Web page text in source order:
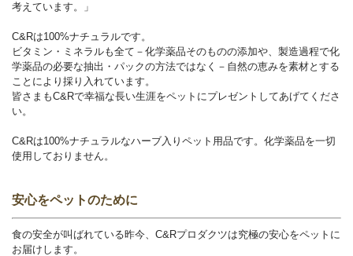
考えています。」
C&Rは100%ナチュラルです。
ビタミン・ミネラルも全て－化学薬品そのものの添加や、製造過程で化
学薬品の必要な抽出・パックの方法ではなく－自然の恵みを素材とする
ことにより採り入れています。
皆さまもC&Rで幸福な長い生涯をペットにプレゼントしてあげてくださ
い。
C&Rは100%ナチュラルなハーブ入りペット用品です。化学薬品を一切
使用しておりません。
安心をペットのために
食の安全が叫ばれている昨今、C&Rプロダクツは究極の安心をペットに
お届けします。